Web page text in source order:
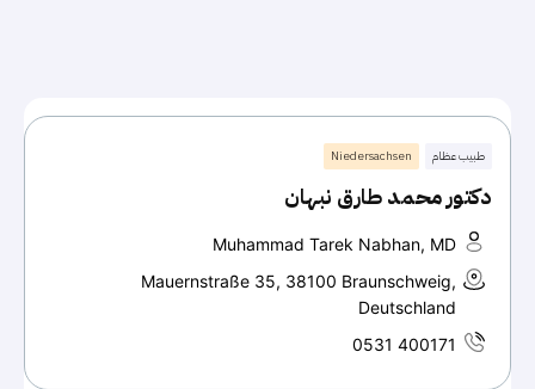
طبيب عظام Niedersachsen
دكتور محمد طارق نبهان
Muhammad Tarek Nabhan, MD
Mauernstraße 35, 38100 Braunschweig,
Deutschland
0531 400171